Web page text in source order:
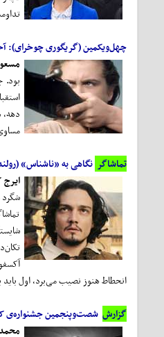
چهل‌ویکمین (گریگوری چوخرای):
بود.
دهه،
تماشاگر نگاهی به «ناشناس» (رولند امریچ، ۲۰۱۱):
شگرد
انحطاط هنوز نصیب می‌برد، اول
گزارش شصت‌و‌پنجمین جشنواره‌ی